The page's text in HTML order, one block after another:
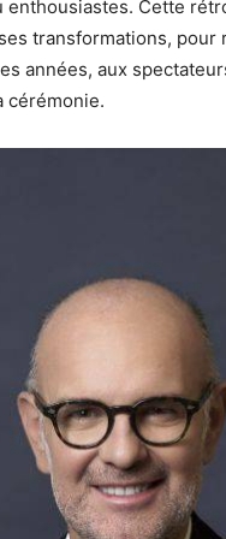
Cette
transformations, pour
années, aux
cérémonie.